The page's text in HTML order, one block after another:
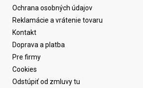
Ochrana osobných údajov
Reklamácie a vrátenie tovaru
Kontakt
Doprava a platba
Pre firmy
Cookies
Odstúpiť od zmluvy tu